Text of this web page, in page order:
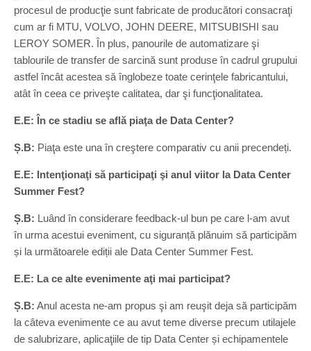
procesul de producţie sunt fabricate de producători consacraţi
cum ar fi MTU, VOLVO, JOHN DEERE, MITSUBISHI sau
LEROY SOMER. În plus, panourile de automatizare şi
tablourile de transfer de sarcină sunt produse în cadrul grupului
astfel încât acestea să înglobeze toate cerinţele fabricantului,
atât în ceea ce priveşte calitatea, dar şi funcţionalitatea.
E.E: În ce stadiu se află piaţa de Data Center?
Ș.B: Piaţa este una în creştere comparativ cu anii precendeți.
E.E: Intenţionaţi să participaţi şi anul viitor la Data Center
Summer Fest?
Ș.B: Luând în considerare feedback-ul bun pe care l-am avut
în urma acestui eveniment, cu siguranță plănuim să participăm
și la următoarele ediții ale Data Center Summer Fest.
E.E: La ce alte evenimente aţi mai participat?
Ș.B: Anul acesta ne-am propus şi am reuşit deja să participăm
la câteva evenimente ce au avut teme diverse precum utilajele
de salubrizare, aplicaţiile de tip Data Center și echipamentele